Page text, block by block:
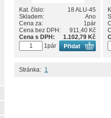
Kat. číslo:
18 ALU-45
Skladem:
Ano
Cena za:
1pár
Cena bez DPH:
911,40 Kč
Cena s DPH:
1.102,79 Kč
1pár
Stránka: 1